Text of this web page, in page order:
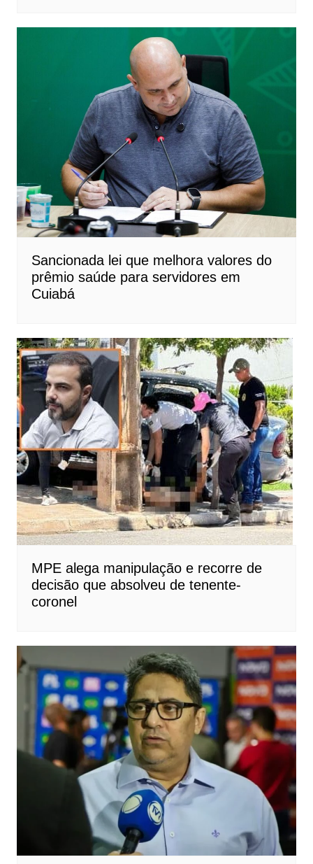
Sancionada lei que melhora valores do
prêmio saúde para servidores em
Cuiabá
MPE alega manipulação e recorre de
decisão que absolveu de tenente-
coronel